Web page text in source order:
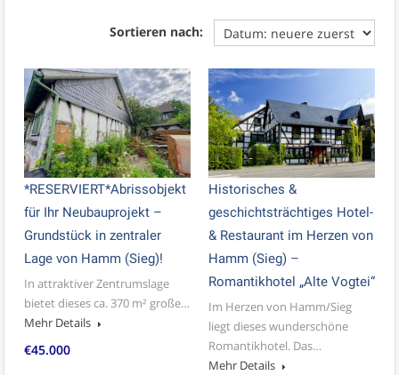
Sortieren nach:
*RESERVIERT*Abrissobjekt
für Ihr Neubauprojekt –
Grundstück in zentraler
Lage von Hamm (Sieg)!
In attraktiver Zentrumslage
bietet dieses ca. 370 m² große…
Mehr Details
€45.000
Historisches &
geschichtsträchtiges Hotel-
& Restaurant im Herzen von
Hamm (Sieg) –
Romantikhotel „Alte Vogtei“
Im Herzen von Hamm/Sieg
liegt dieses wunderschöne
Romantikhotel. Das…
Mehr Details